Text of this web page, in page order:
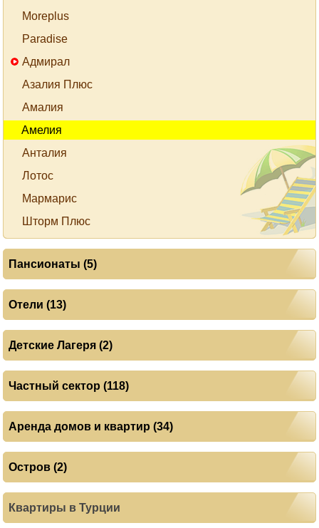
Moreplus
Paradise
Адмирал
Азалия Плюс
Амалия
Амелия
Анталия
Лотос
Мармарис
Шторм Плюс
Пансионаты (5)
Отели (13)
Детские Лагеря (2)
Частный сектор (118)
Аренда домов и квартир (34)
Остров (2)
Квартиры в Турции